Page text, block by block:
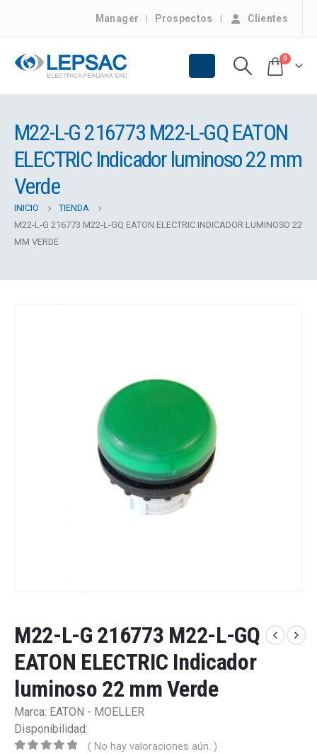
Manager Prospectos Clientes
0
M22-L-G 216773 M22-L-GQ EATON
ELECTRIC Indicador luminoso 22 mm
Verde
INICIO
TIENDA
M22-L-G 216773 M22-L-GQ EATON ELECTRIC INDICADOR LUMINOSO 22
MM VERDE
M22-L-G 216773 M22-L-GQ
EATON ELECTRIC Indicador
luminoso 22 mm Verde
Marca: EATON - MOELLER
Disponibilidad:
( No hay valoraciones aún. )